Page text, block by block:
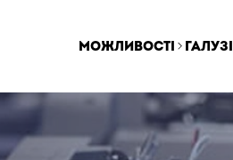
можливості Галузі